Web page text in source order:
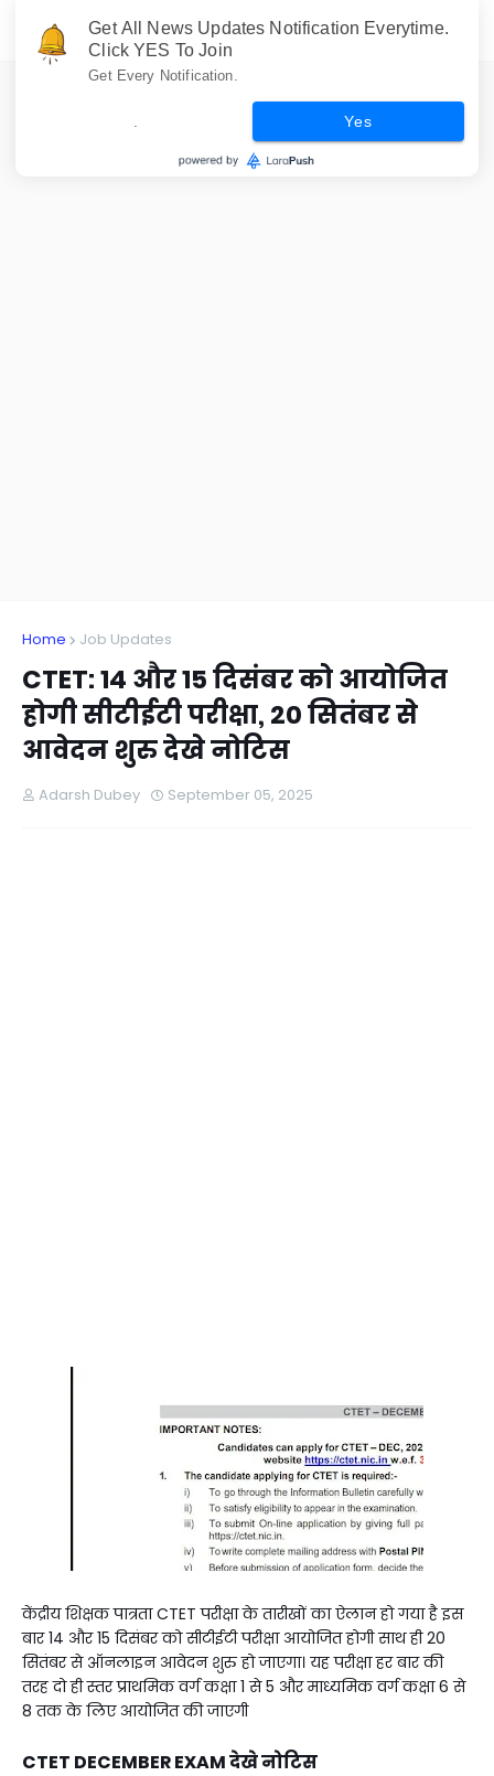
Home Job Updates
CTET: 14 और 15 दिसंबर को आयोजित
होगी सीटीईटी परीक्षा, 20 सितंबर से
आवेदन शुरु देखे नोटिस
Adarsh Dubey September 05, 2025
केंद्रीय शिक्षक पात्रता CTET परीक्षा के तारीखों का ऐलान हो गया है इस
बार 14 और 15 दिसंबर को सीटीईटी परीक्षा आयोजित होगी साथ ही 20
सितंबर से ऑनलाइन आवेदन शुरु हो जाएगा। यह परीक्षा हर बार की
तरह दो ही स्तर प्राथमिक वर्ग कक्षा 1 से 5 और माध्यमिक वर्ग कक्षा 6 से
8 तक के लिए आयोजित की जाएगी
CTET DECEMBER EXAM देखे नोटिस
Get All News Updates Notification Everytime.
Click YES To Join
Get Every Notification.
Yes